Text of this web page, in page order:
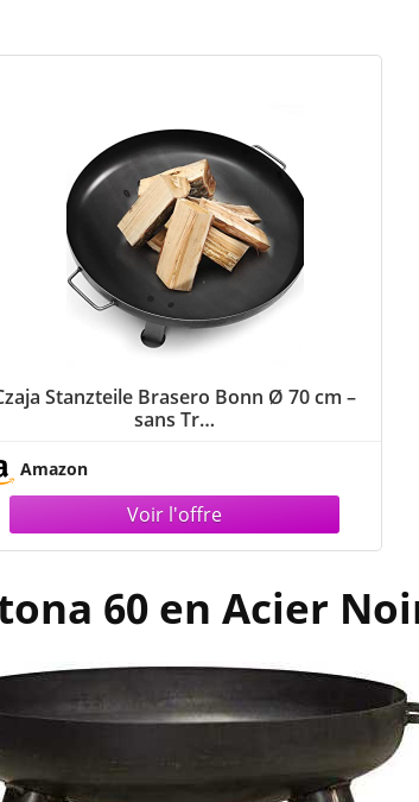
Stanzteile Brasero Bonn Ø 70 cm –
sans Tr…
Amazon
60 en Acier